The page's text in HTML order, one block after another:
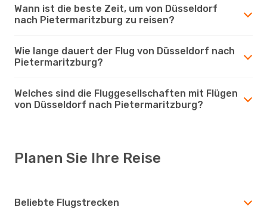
Wann ist die beste Zeit, um von Düsseldorf
nach Pietermaritzburg zu reisen?
Wie lange dauert der Flug von Düsseldorf nach
Pietermaritzburg?
Welches sind die Fluggesellschaften mit Flügen
von Düsseldorf nach Pietermaritzburg?
Planen Sie Ihre Reise
Beliebte Flugstrecken